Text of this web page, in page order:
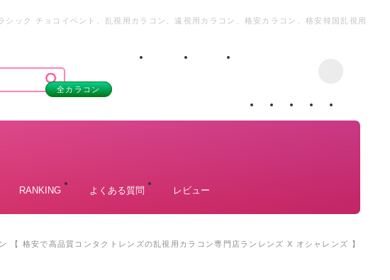
ック チョコイベント、乱視用カラコン、遠視用カラコン、格安カラコン、格安韓国乱視用
全カラコン
RANKING よくある質問 レビュー
【 格安で高品質コンタクトレンズの乱視用カラコン専門店ランレンズ X オシャレンズ 】